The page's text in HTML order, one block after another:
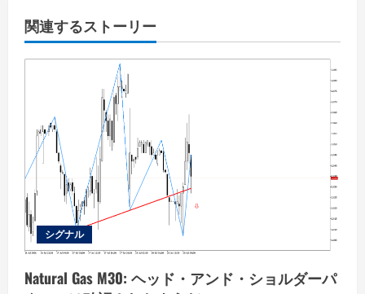
関連するストーリー
シグナル
Natural Gas M30: ヘッド・アンド・ショルダーパ